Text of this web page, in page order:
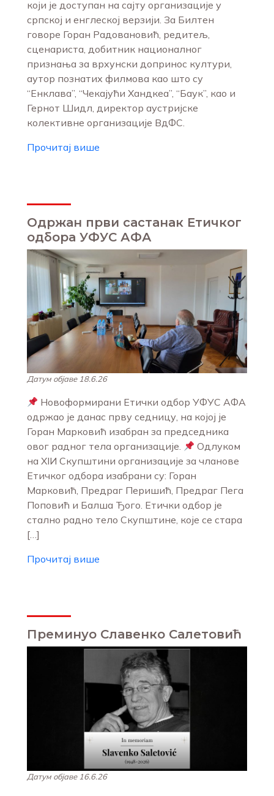
који је доступан на сајту организације у
српској и енглеској верзији. За Билтен
говоре Горан Радовановић, редитељ,
сценариста, добитник националног
признања за врхунски допринос култури,
аутор познатих филмова као што су
“Енклава”, “Чекајући Хандкеа”, “Баук”, као и
Гернот Шидл, директор аустријске
колективне организације ВдФС.
Прочитај више
Одржан први састанак Етичког
одбора УФУС АФА
Датум објаве 18.6.26
Новоформирани Етички одбор УФУС АФА
одржао је данас прву седницу, на којој је
Горан Марковић изабран за председника
овог радног тела организације.
Одлуком
на XIИ Скупштини организације за чланове
Етичког одбора изабрани су: Горан
Марковић, Предраг Перишић, Предраг Пега
Поповић и Балша Ђого. Етички одбор је
стално радно тело Скупштине, које се стара
[…]
Прочитај више
Преминуо Славенко Салетовић
Датум објаве 16.6.26